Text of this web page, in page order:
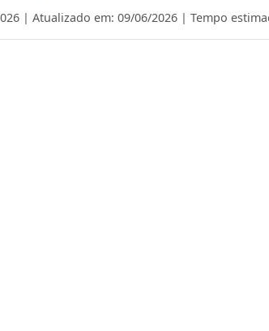
| Atualizado em: 09/06/2026 | Tempo